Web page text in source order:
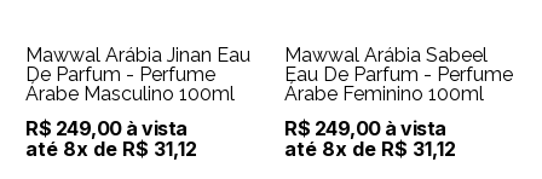
Mawwal Arábia Jinan Eau
De Parfum - Perfume
Árabe Masculino 100ml
R$ 249,00 à vista
até 8x de R$ 31,12
Mawwal Arábia Sabeel
Eau De Parfum - Perfume
Árabe Feminino 100ml
R$ 249,00 à vista
até 8x de R$ 31,12